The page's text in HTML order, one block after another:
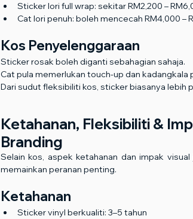
Sticker lori full wrap: sekitar RM2,200 –
Cat lori penuh: boleh mencecah RM4,000 –
Kos Penyelenggaraan
Sticker rosak boleh diganti sebahagian sahaja.
Cat pula memerlukan touch-up dan
Dari sudut fleksibiliti kos, sticker biasanya lebih
Ketahanan, Fleksibiliti &
Branding
Selain kos, aspek ketahanan dan impak visual
memainkan peranan penting.
Ketahanan
Sticker vinyl berkualiti: 3–5 tahun